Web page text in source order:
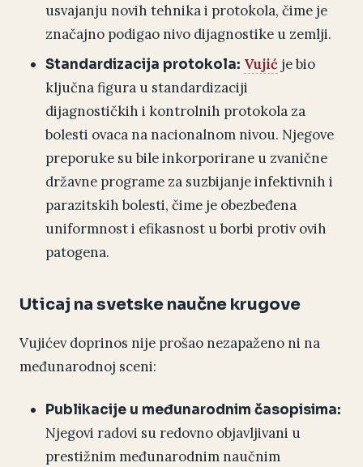
usvajanju novih tehnika i protokola, čime je
značajno podigao nivo dijagnostike u zemlji.
Standardizacija protokola: Vujić je bio
ključna figura u standardizaciji
dijagnostičkih i kontrolnih protokola za
bolesti ovaca na nacionalnom nivou. Njegove
preporuke su bile inkorporirane u zvanične
državne programe za suzbijanje infektivnih i
parazitskih bolesti, čime je obezbeđena
uniformnost i efikasnost u borbi protiv ovih
patogena.
Uticaj na svetske naučne krugove
Vujićev doprinos nije prošao nezapaženo ni na
međunarodnoj sceni:
Publikacije u međunarodnim časopisima:
Njegovi radovi su redovno objavljivani u
prestižnim međunarodnim naučnim